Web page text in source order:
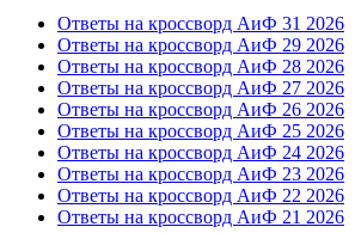
Ответы на кроссворд АиФ 31 2026
Ответы на кроссворд АиФ 29 2026
Ответы на кроссворд АиФ 28 2026
Ответы на кроссворд АиФ 27 2026
Ответы на кроссворд АиФ 26 2026
Ответы на кроссворд АиФ 25 2026
Ответы на кроссворд АиФ 24 2026
Ответы на кроссворд АиФ 23 2026
Ответы на кроссворд АиФ 22 2026
Ответы на кроссворд АиФ 21 2026